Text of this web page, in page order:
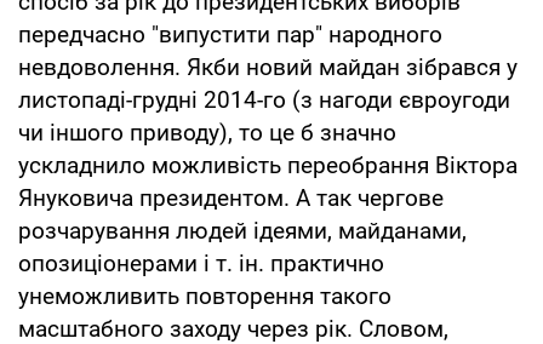
передчасно "випустити пар" народного
невдоволення. Якби новий майдан зібрався у
листопаді-грудні 2014-го (з нагоди євроугоди
чи іншого приводу), то це б значно
ускладнило можливість переобрання Віктора
Януковича президентом. А так чергове
розчарування людей ідеями, майданами,
опозиціонерами і т. ін. практично
унеможливить повторення такого
масштабного заходу через рік. Словом,